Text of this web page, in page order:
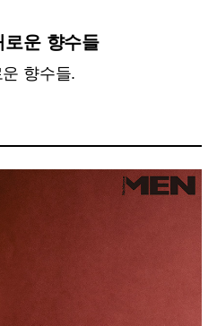
로운 향수들
향수들.